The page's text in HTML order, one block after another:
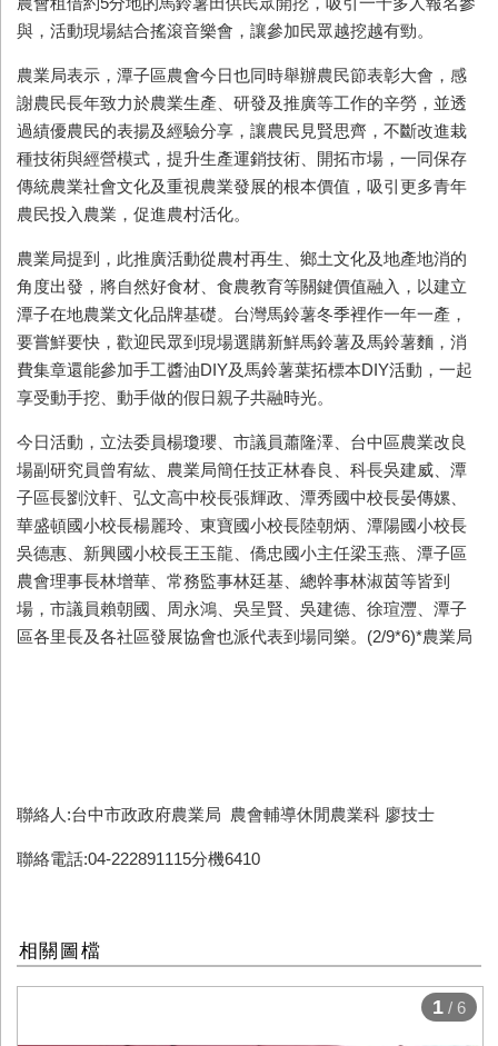
與，活動現場結合搖滾音樂會，讓參加民眾越挖越有勁。
農業局表示，潭子區農會今日也同時舉辦農民節表彰大會，感
謝農民長年致力於農業生產、研發及推廣等工作的辛勞，並透
過績優農民的表揚及經驗分享，讓農民見賢思齊，不斷改進栽
種技術與經營模式，提升生產運銷技術、開拓市場，一同保存
傳統農業社會文化及重視農業發展的根本價值，吸引更多青年
農民投入農業，促進農村活化。
農業局提到，此推廣活動從農村再生、鄉土文化及地產地消的
角度出發，將自然好食材、食農教育等關鍵價值融入，以建立
潭子在地農業文化品牌基礎。台灣馬鈴薯冬季裡作一年一產，
要嘗鮮要快，歡迎民眾到現場選購新鮮馬鈴薯及馬鈴薯麵，消
費集章還能參加手工醬油DIY及馬鈴薯葉拓標本DIY活動，一起
享受動手挖、動手做的假日親子共融時光。
今日活動，立法委員楊瓊瓔、市議員蕭隆澤、台中區農業改良
場副研究員曾宥紘、農業局簡任技正林春良、科長吳建威、潭
子區長劉汶軒、弘文高中校長張輝政、潭秀國中校長晏傳嫘、
華盛頓國小校長楊麗玲、東寶國小校長陸朝炳、潭陽國小校長
吳德惠、新興國小校長王玉龍、僑忠國小主任梁玉燕、潭子區
農會理事長林增華、常務監事林廷基、總幹事林淑茵等皆到
場，市議員賴朝國、周永鴻、吳呈賢、吳建德、徐瑄灃、潭子
區各里長及各社區發展協會也派代表到場同樂。 (2/9*6)*農業局
聯絡人:台中市政政府農業局 農會輔導休閒農業科 廖技士
聯絡電話:04-222891115分機6410
相關圖檔
1 / 6